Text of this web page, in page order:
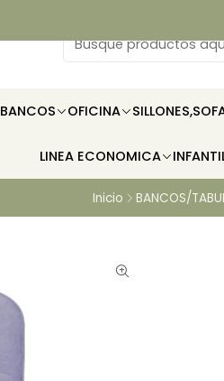
BANCOS OFICINA
LINEA ECONOMICA
Inicio BANCOS/